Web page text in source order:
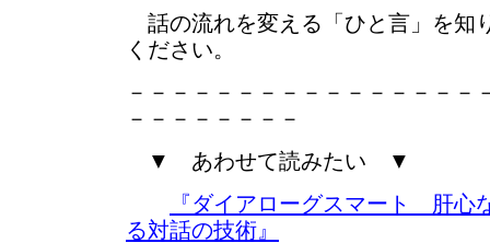
話の流れを変える「ひと言」を知
ください。
－－－－－－－－－－－－－－－－
－－－－－－－－
▼ あわせて読みたい ▼
『ダイアローグスマート 肝心
る対話の技術』